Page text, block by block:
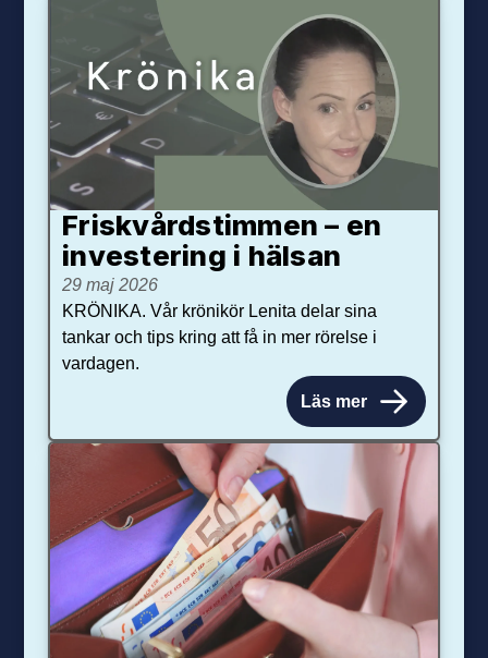
Friskvårdstimmen – en
investering i hälsan
29 maj 2026
KRÖNIKA. Vår krönikör Lenita delar sina
tankar och tips kring att få in mer rörelse i
vardagen.
Läs mer